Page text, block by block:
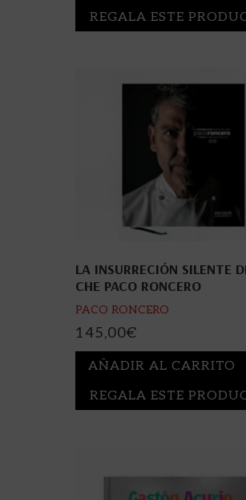
REGALA ESTE
LA INSURRECIÓN SILENTE
CHE PACO RONCERO
PACO RONCERO
145,00€
AÑADIR AL CARRITO
REGALA ESTE